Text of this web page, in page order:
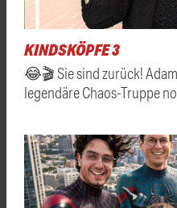
KINDSKÖPFE 3
😂🎬 Sie sind zurück!
legendäre Chaos-Truppe